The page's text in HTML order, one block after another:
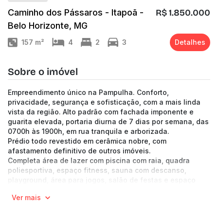
Caminho dos Pássaros - Itapoã -
Belo Horizonte, MG
R$ 1.850.000
157 m² 4 2 3 Detalhes
Sobre o imóvel
Empreendimento único na Pampulha. Conforto,
privacidade, segurança e sofisticação, com a mais linda
vista da região. Alto padrão com fachada imponente e
guarita elevada, portaria diurna de 7 dias por semana, das
0700h às 1900h, em rua tranquila e arborizada.
Prédio todo revestido em cerâmica nobre, com
afastamento definitivo de outros imóveis.
Completa área de lazer com piscina com raia, quadra
poliesportiva, espaço fitness, sauna com descanso,
playground, área para jogos, salão de festas e espaço
2 elevadores codificados com resgate automático,
Ver mais